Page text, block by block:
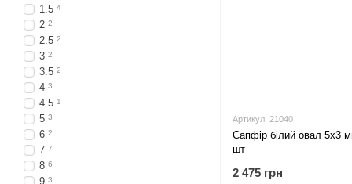
Артикул: 21040
Сапфір білий овал 5х3
шт
2 475 грн
1.5 4
2 2
2.5 2
3 2
3.5 2
4 3
4.5 1
5 3
6 2
7 7
8 6
9 3